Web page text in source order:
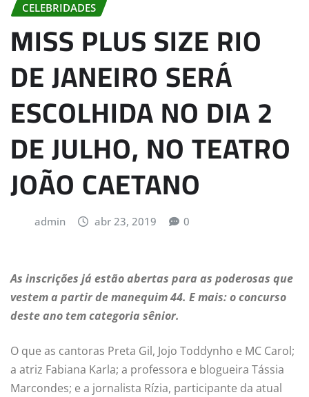
CELEBRIDADES
MISS PLUS SIZE RIO
DE JANEIRO SERÁ
ESCOLHIDA NO DIA 2
DE JULHO, NO TEATRO
JOÃO CAETANO
admin abr 23, 2019 0
As inscrições já estão abertas para as poderosas que
vestem a partir de manequim 44. E mais: o concurso
deste ano tem categoria sênior.
O que as cantoras Preta Gil, Jojo Toddynho e MC Carol;
a atriz Fabiana Karla; a professora e blogueira Tássia
Marcondes; e a jornalista Rízia, participante da atual